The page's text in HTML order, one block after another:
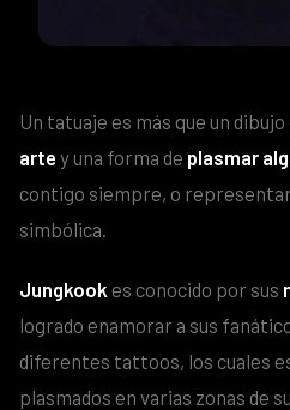
Un tatuaje es más que un
arte y una forma de plasmar
contigo siempre, o
simbólica.
Jungkook es conocido por sus
logrado enamorar a sus
diferentes tattoos, los cuales
plasmados en varias zonas de